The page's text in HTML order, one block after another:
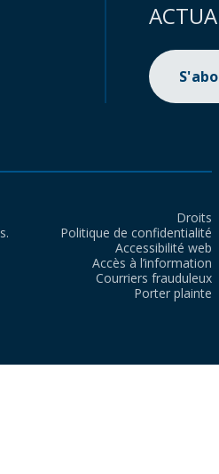
Droits
Politique de confidentialité
Accessibilité web
Accès à l’information
Courriers frauduleux
Porter plainte